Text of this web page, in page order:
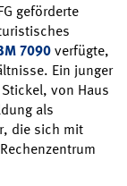
geförderte
7090verfügte,
Ein junger
von Haus
als
die sich mit